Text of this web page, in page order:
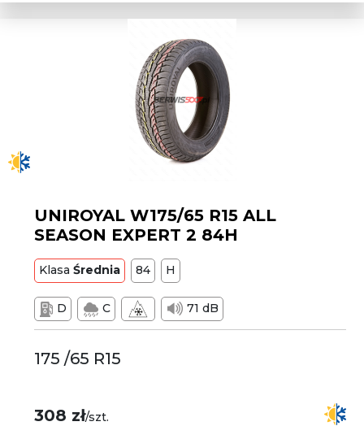
UNIROYAL W175/65 R15 ALL
SEASON EXPERT 2 84H
KlasaŚrednia 84 H
D C 71 dB
175 /65 R15
308 zł/szt.